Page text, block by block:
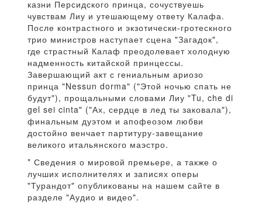
казни Персидского принца, сочуствуешь
чувствам Лиу и утешающему ответу Калафа.
После контрастного и экзотически-гротескного
трио министров наступает сцена "Загадок",
где страстный Калаф преодолевает холодную
надменность китайской принцессы.
Завершающий акт с гениальным ариозо
принца "Nessun dorma" ("Этой ночью спать не
будут"), прощальными словами Лиу "Tu, che di
gel sei cinta" ("Ах, сердце в лед ты заковала"),
финальным дуэтом и апофеозом любви
достойно венчает партитуру-завещание
великого итальянского маэстро.
* Сведения о мировой премьере, а также о
лучших исполнителях и записях оперы
"Турандот" опубликованы на нашем сайте в
разделе "Аудио и видео".